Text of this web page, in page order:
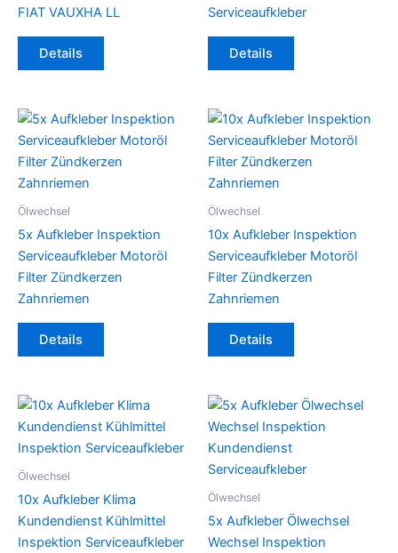
FIAT VAUXHA LL
Details
Serviceaufkleber
Details
Ölwechsel
5x Aufkleber Inspektion
Serviceaufkleber Motoröl
Filter Zündkerzen
Zahnriemen
Details
Ölwechsel
10x Aufkleber Inspektion
Serviceaufkleber Motoröl
Filter Zündkerzen
Zahnriemen
Details
Ölwechsel
10x Aufkleber Klima
Kundendienst Kühlmittel
Inspektion Serviceaufkleber
Ölwechsel
5x Aufkleber Ölwechsel
Wechsel Inspektion